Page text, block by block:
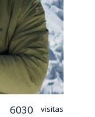
6030 visitas